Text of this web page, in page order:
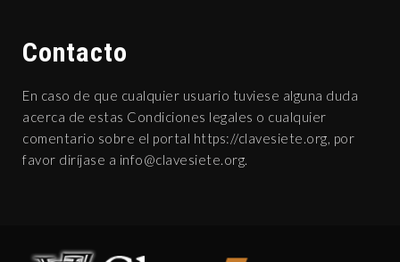
Contacto
En caso de que cualquier usuario tuviese alguna duda
acerca de estas Condiciones legales o cualquier
comentario sobre el portal https://clavesiete.org, por
favor diríjase a gro.eteisevalc@ofni